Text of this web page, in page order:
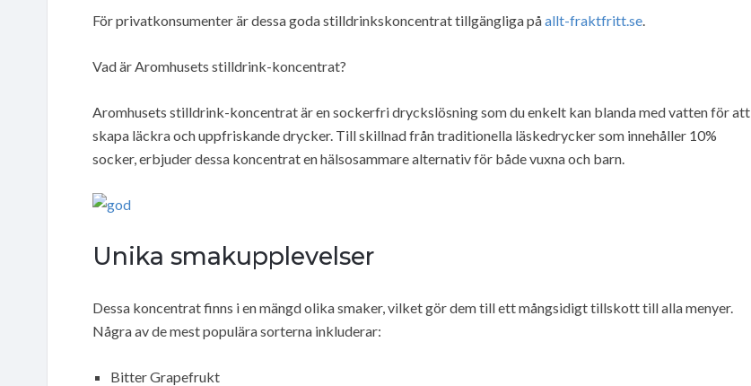
För privatkonsumenter är dessa goda stilldrinkskoncentrat tillgängliga påallt-fraktfritt.se.
Vad är Aromhusets stilldrink-koncentrat?
Aromhusets stilldrink-koncentrat är en sockerfri dryckslösning som du enkelt kan blanda med vatten för att
skapa läckra och uppfriskande drycker. Till skillnad från traditionella läskedrycker som innehåller 10%
socker, erbjuder dessa koncentrat en hälsosammare alternativ för både vuxna och barn.
Unika smakupplevelser
Dessa koncentrat finns i en mängd olika smaker, vilket gör dem till ett mångsidigt tillskott till alla menyer.
Några av de mest populära sorterna inkluderar:
Bitter Grapefrukt